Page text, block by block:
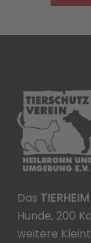
Das
Hunde, 200
weitere